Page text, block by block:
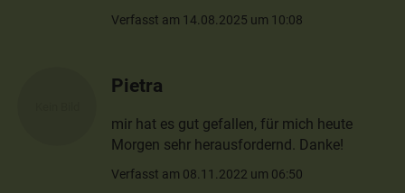
Verfasst am 14.08.2025 um 10:08
Pietra
mir hat es gut gefallen, für mich heute
Morgen sehr herausfordernd. Danke!
Verfasst am 08.11.2022 um 06:50